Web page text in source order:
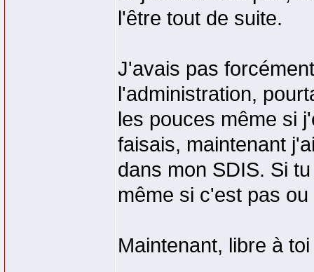
l'être tout de suite.
J'avais pas
l'administration,
les pouces même si
faisais, maintenant
dans mon SDIS. Si
même si c'est pas
Maintenant, libre à